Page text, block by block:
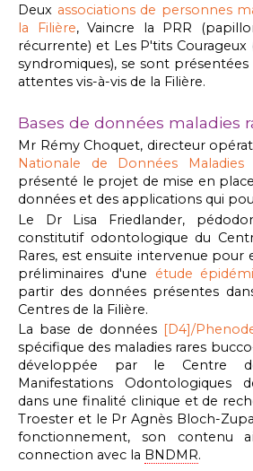
Deux associations de personnes
la Filière, Vaincre la PRR
récurrente) et Les P'tits Courageux
syndromiques), se sont
attentes vis-à-vis de la Filière.
Bases de données maladies
Mr Rémy Choquet, directeur
Nationale de Données Maladies
présenté le projet de mise en
données et des applications qui
Le Dr Lisa Friedlander,
constitutif odontologique du
Rares, est ensuite intervenue pour
préliminaires d'une étude
partir des données présentes
Centres de la Filière.
La base de données [D4]/
spécifique des maladies rares
développée par le Centre
Manifestations Odontologiques
dans une finalité clinique et de
Troester et le Pr Agnès Bloch-
fonctionnement, son contenu
connection avec la BNDMR.